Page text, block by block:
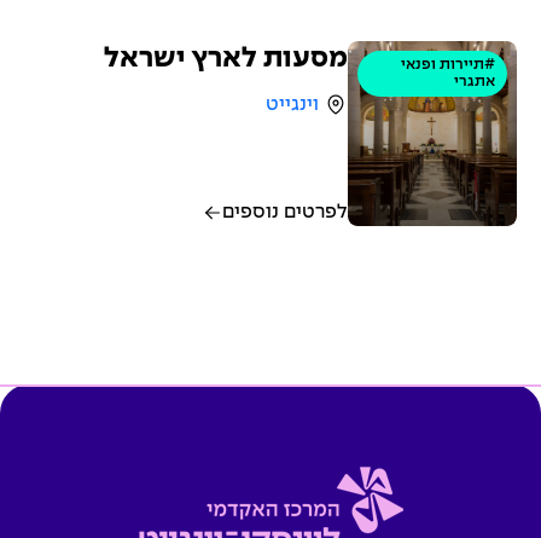
#תיירות ופנאי
אתגרי
מסעות לארץ ישראל
וינגייט
לפרטים נוספים